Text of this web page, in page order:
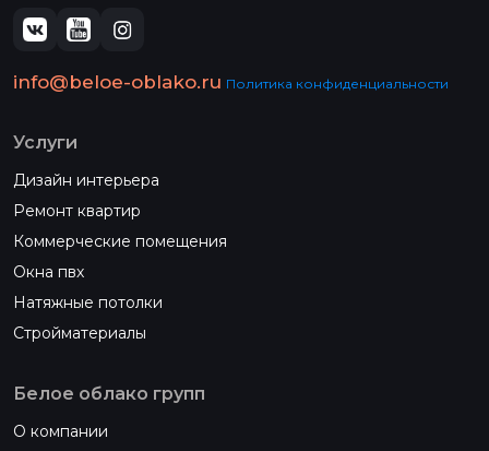
info@beloe-oblako.ru Политика конфиденциальности
Услуги
Дизайн интерьера
Ремонт квартир
Коммерческие помещения
Окна пвх
Натяжные потолки
Стройматериалы
Белое облако групп
О компании